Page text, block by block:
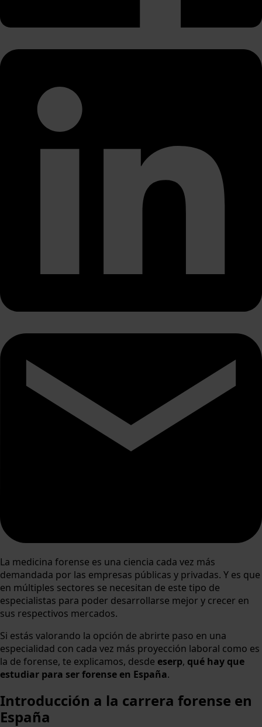
La medicina forense es una ciencia cada vez más
demandada por las empresas públicas y privadas. Y es que
en múltiples sectores se necesitan de este tipo de
especialistas para poder desarrollarse mejor y crecer en
sus respectivos mercados.
Si estás valorando la opción de abrirte paso en una
especialidad con cada vez más proyección laboral como es
la de forense, te explicamos, desde eserp, qué hay que
estudiar para ser forense en España.
Introducción a la carrera forense en
España